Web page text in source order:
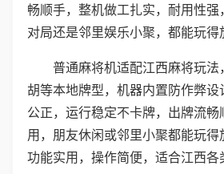
畅顺手，整机做工扎实，耐用性强
对局还是邻里娱乐小聚，都能玩得
普通麻将机适配江西麻将玩法
胡等本地牌型，机器内置防作弊
公正，运行稳定不卡牌，出牌流
用，朋友休闲或邻里小聚都能玩
功能实用，操作简便，适合江西各